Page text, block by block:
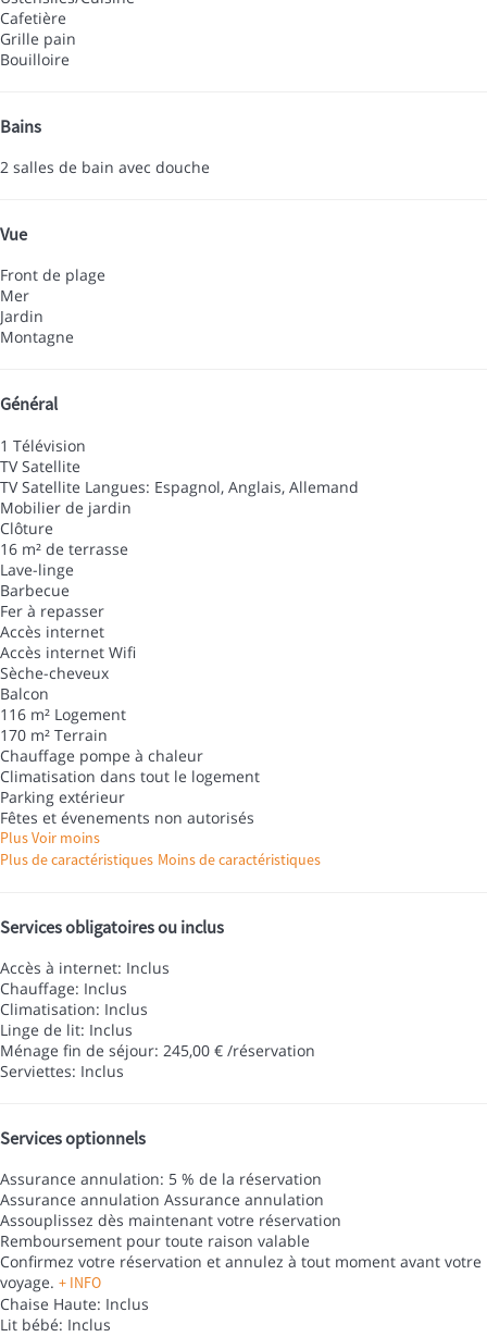
Cafetière
Grille pain
Bouilloire
Bains
2 salles de bain avec douche
Vue
Front de plage
Mer
Jardin
Montagne
Général
1 Télévision
TV Satellite
TV Satellite Langues: Espagnol, Anglais, Allemand
Mobilier de jardin
Clôture
16 m² de terrasse
Lave-linge
Barbecue
Fer à repasser
Accès internet
Accès internet Wifi
Sèche-cheveux
Balcon
116 m² Logement
170 m² Terrain
Chauffage pompe à chaleur
Climatisation dans tout le logement
Parking extérieur
Fêtes et évenements non autorisés
PlusVoir moins
Plus de caractéristiques Moins de caractéristiques
Services obligatoires ou inclus
Accès à internet: Inclus
Chauffage: Inclus
Climatisation: Inclus
Linge de lit: Inclus
Ménage fin de séjour: 245,00 € /réservation
Serviettes: Inclus
Services optionnels
Assurance annulation: 5 % de la réservation
Assurance annulation Assurance annulation
Assouplissez dès maintenant votre réservation
Remboursement pour toute raison valable
Confirmez votre réservation et annulez à tout moment avant votre
voyage. + INFO
Chaise Haute: Inclus
Lit bébé: Inclus